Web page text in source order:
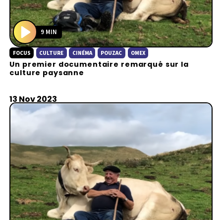
P
l
a
9 MIN
FOCUS CULTURE CINÉMA POUZAC OMEX
Un premier documentaire remarqué sur la
culture paysanne
13 Nov 2023